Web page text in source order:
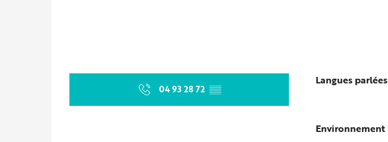
04 93 28 72 ▒▒
Langues parlées
Langues parlées
Environnement
Environnement